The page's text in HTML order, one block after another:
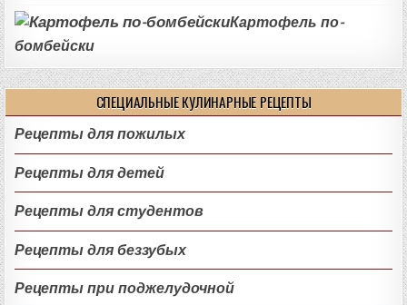
Картофель по-
бомбейски
СПЕЦИАЛЬНЫЕ КУЛИНАРНЫЕ РЕЦЕПТЫ
Рецепты для пожилых
Рецепты для детей
Рецепты для студентов
Рецепты для беззубых
Рецепты при поджелудочной